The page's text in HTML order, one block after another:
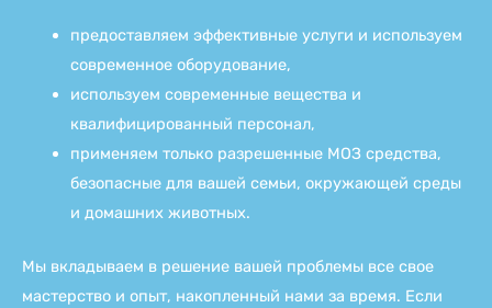
предоставляем эффективные услуги и используем
современное оборудование,
используем современные вещества и
квалифицированный персонал,
применяем только разрешенные МОЗ средства,
безопасные для вашей семьи, окружающей среды
и домашних животных.
Мы вкладываем в решение вашей проблемы все свое
мастерство и опыт, накопленный нами за время. Если